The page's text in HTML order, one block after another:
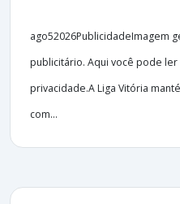
ago52026PublicidadeImagem
publicitário. Aqui você pode ler
privacidade.A Liga Vitória
com...